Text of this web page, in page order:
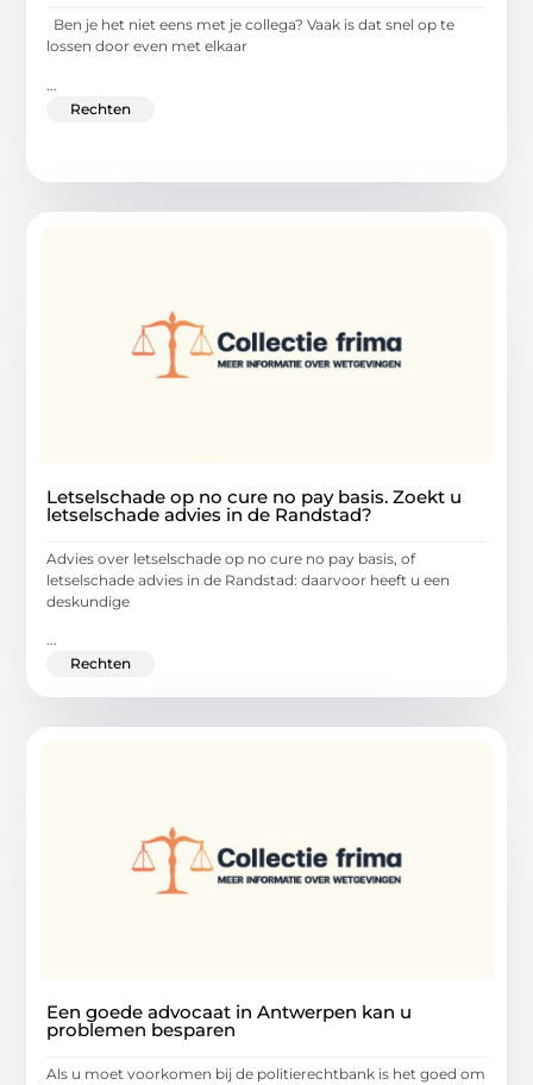
Ben je het niet eens met je collega? Vaak is dat snel op te
lossen door even met elkaar
Rechten
Letselschade op no cure no pay basis. Zoekt u
letselschade advies in de Randstad?
Advies over letselschade op no cure no pay basis, of
letselschade advies in de Randstad: daarvoor heeft u een
deskundige
...
Rechten
Een goede advocaat in Antwerpen kan u
problemen besparen
Als u moet voorkomen bij de politierechtbank is het goed om